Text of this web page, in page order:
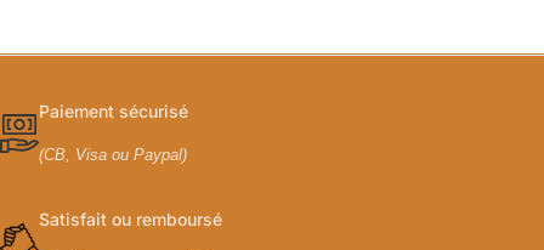
Paiement sécurisé
(CB, Visa ou Paypal)
Satisfait ou remboursé